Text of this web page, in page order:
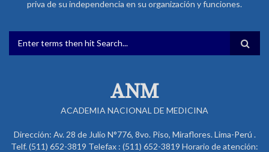
priva de su independencia en su organización y funciones.
FORMULARIO DE BÚSQUEDA
ANM
ACADEMIA NACIONAL DE MEDICINA
Dirección: Av. 28 de Julio N°776, 8vo. Piso, Miraflores. Lima-Perú .
Telf. (511) 652-3819 Telefax : (511) 652-3819 Horario de atención: